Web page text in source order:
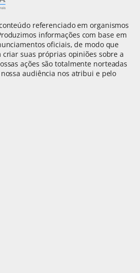
referenciado em organismos
informações com base em
oficiais, de modo que
criar suas próprias opiniões sobre a
ações são totalmente norteadas
audiência nos atribui e pelo